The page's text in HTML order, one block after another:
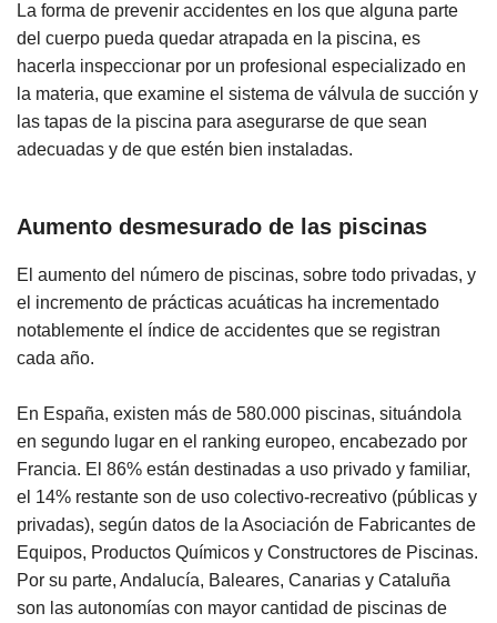
La forma de prevenir accidentes en los que alguna parte
del cuerpo pueda quedar atrapada en la piscina, es
hacerla inspeccionar por un profesional especializado en
la materia, que examine el sistema de válvula de succión y
las tapas de la piscina para asegurarse de que sean
adecuadas y de que estén bien instaladas.
Aumento desmesurado de las piscinas
El aumento del número de piscinas, sobre todo privadas, y
el incremento de prácticas acuáticas ha incrementado
notablemente el índice de accidentes que se registran
cada año.
En España, existen más de 580.000 piscinas, situándola
en segundo lugar en el ranking europeo, encabezado por
Francia. El 86% están destinadas a uso privado y familiar,
el 14% restante son de uso colectivo-recreativo (públicas y
privadas), según datos de la Asociación de Fabricantes de
Equipos, Productos Químicos y Constructores de Piscinas.
Por su parte, Andalucía, Baleares, Canarias y Cataluña
son las autonomías con mayor cantidad de piscinas de